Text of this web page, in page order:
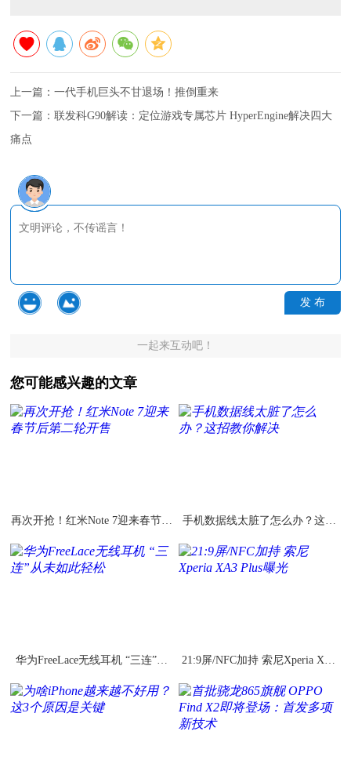
上一篇：一代手机巨头不甘退场！推倒重来
下一篇：联发科G90解读：定位游戏专属芯片 HyperEngine解决四大
痛点
发 布
一起来互动吧！
您可能感兴趣的文章
再次开抢！红米Note 7迎来春节后
手机数据线太脏了怎么办？这招
华为FreeLace无线耳机 “三连”从
21:9屏/NFC加持 索尼Xperia XA3